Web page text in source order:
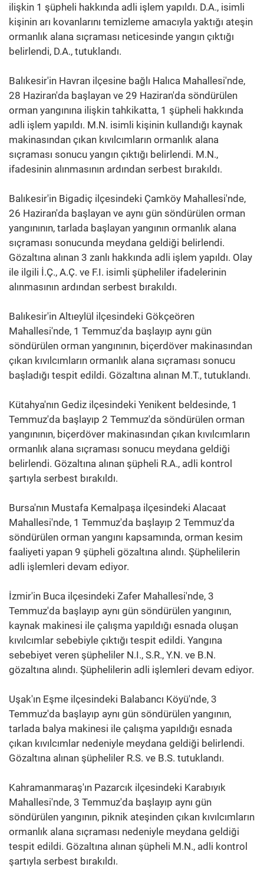
ilişkin 1 şüpheli hakkında adli işlem yapıldı. D.A., isimli
kişinin arı kovanlarını temizleme amacıyla yaktığı ateşin
ormanlık alana sıçraması neticesinde yangın çıktığı
belirlendi, D.A., tutuklandı.
Balıkesir'in Havran ilçesine bağlı Halıca Mahallesi'nde,
28 Haziran'da başlayan ve 29 Haziran'da söndürülen
orman yangınına ilişkin tahkikatta, 1 şüpheli hakkında
adli işlem yapıldı. M.N. isimli kişinin kullandığı kaynak
makinasından çıkan kıvılcımların ormanlık alana
sıçraması sonucu yangın çıktığı belirlendi. M.N.,
ifadesinin alınmasının ardından serbest bırakıldı.
Balıkesir'in Bigadiç ilçesindeki Çamköy Mahallesi'nde,
26 Haziran'da başlayan ve aynı gün söndürülen orman
yangınının, tarlada başlayan yangının ormanlık alana
sıçraması sonucunda meydana geldiği belirlendi.
Gözaltına alınan 3 zanlı hakkında adli işlem yapıldı. Olay
ile ilgili İ.Ç., A.Ç. ve F.I. isimli şüpheliler ifadelerinin
alınmasının ardından serbest bırakıldı.
Balıkesir'in Altıeylül ilçesindeki Gökçeören
Mahallesi'nde, 1 Temmuz'da başlayıp aynı gün
söndürülen orman yangınının, biçerdöver makinasından
çıkan kıvılcımların ormanlık alana sıçraması sonucu
başladığı tespit edildi. Gözaltına alınan M.T., tutuklandı.
Kütahya'nın Gediz ilçesindeki Yenikent beldesinde, 1
Temmuz'da başlayıp 2 Temmuz'da söndürülen orman
yangınının, biçerdöver makinasından çıkan kıvılcımların
ormanlık alana sıçraması sonucu meydana geldiği
belirlendi. Gözaltına alınan şüpheli R.A., adli kontrol
şartıyla serbest bırakıldı.
Bursa'nın Mustafa Kemalpaşa ilçesindeki Alacaat
Mahallesi'nde, 1 Temmuz'da başlayıp 2 Temmuz'da
söndürülen orman yangını kapsamında, orman kesim
faaliyeti yapan 9 şüpheli gözaltına alındı. Şüphelilerin
adli işlemleri devam ediyor.
İzmir'in Buca ilçesindeki Zafer Mahallesi'nde, 3
Temmuz'da başlayıp aynı gün söndürülen yangının,
kaynak makinesi ile çalışma yapıldığı esnada oluşan
kıvılcımlar sebebiyle çıktığı tespit edildi. Yangına
sebebiyet veren şüpheliler N.I., S.R., Y.N. ve B.N.
gözaltına alındı. Şüphelilerin adli işlemleri devam ediyor.
Uşak'ın Eşme ilçesindeki Balabancı Köyü'nde, 3
Temmuz'da başlayıp aynı gün söndürülen yangının,
tarlada balya makinesi ile çalışma yapıldığı esnada
çıkan kıvılcımlar nedeniyle meydana geldiği belirlendi.
Gözaltına alınan şüpheliler R.S. ve B.S. tutuklandı.
Kahramanmaraş'ın Pazarcık ilçesindeki Karabıyık
Mahallesi'nde, 3 Temmuz'da başlayıp aynı gün
söndürülen yangının, piknik ateşinden çıkan kıvılcımların
ormanlık alana sıçraması nedeniyle meydana geldiği
tespit edildi. Gözaltına alınan şüpheli M.N., adli kontrol
şartıyla serbest bırakıldı.